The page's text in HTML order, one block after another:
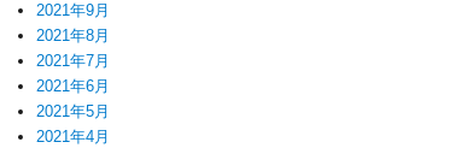
2021年9月
2021年8月
2021年7月
2021年6月
2021年5月
2021年4月